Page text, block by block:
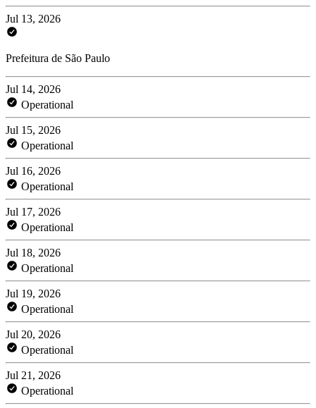
Jul 13, 2026
Prefeitura de São Paulo
Jul 14, 2026
Operational
Jul 15, 2026
Operational
Jul 16, 2026
Operational
Jul 17, 2026
Operational
Jul 18, 2026
Operational
Jul 19, 2026
Operational
Jul 20, 2026
Operational
Jul 21, 2026
Operational